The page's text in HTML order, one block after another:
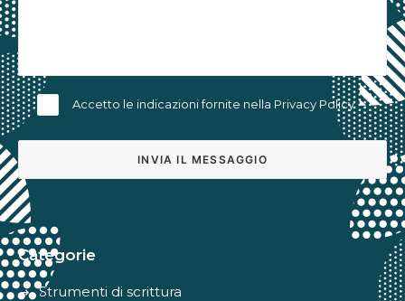
Accetto le indicazioni fornite nella Privacy Policy
Categorie
Strumenti di scrittura